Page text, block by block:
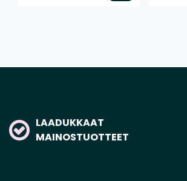
LAADUKKAAT
MAINOSTUOTTEET